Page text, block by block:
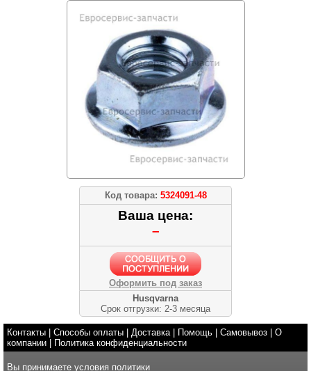
Код товара: 5324091-48
Ваша цена:
–
Оформить под заказ
Husqvarna
Срок отгрузки: 2-3 месяца
Контакты Способы оплаты Доставка| Помощь Самовывоз
О
компании
Политика конфиденциальности
Вы принимаете условия политики